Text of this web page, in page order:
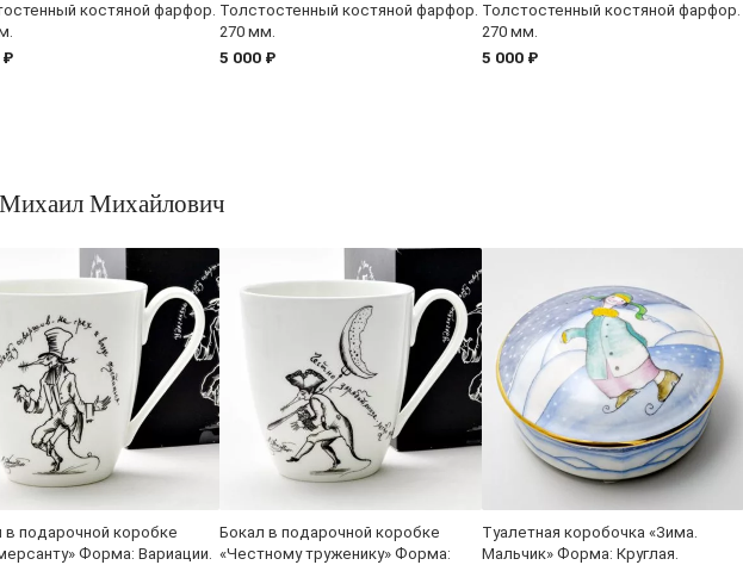
костяной фарфор.
₽
Толстостенный костяной фарфор.
270 мм.
5 000 ₽
Толстостенный костяной фарфор.
270 мм.
5 000 ₽
Михайлович
в подарочной коробке
Форма: Вариации.
Бокал в подарочной коробке
«Честному труженику» Форма:
Туалетная коробочка «Зима.
Мальчик» Форма: Круглая.